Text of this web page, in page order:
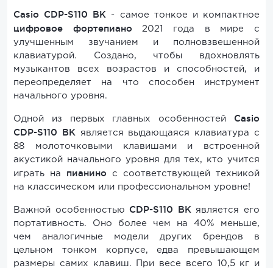
Casio CDP-S110 BK - самое тонкое и компактное
цифровое фортепиано 2021 года в мире с
улучшенным звучанием и полновзвешенной
клавиатурой. Создано, чтобы вдохновлять
музыкантов всех возрастов и способностей, и
переопределяет на что способен инструмент
начального уровня.
Одной из первых главных особенностей Casio
CDP-S110 BK
является выдающаяся клавиатура с
88 молоточковыми клавишами и встроенной
акустикой начального уровня для тех, кто учится
играть на пианино с соответствующей техникой
на классическом или профессиональном уровне!
Важной особенностью CDP-S110 BK
является его
портативность. Оно более чем на 40% меньше,
чем аналогичные модели других брендов в
цельном тонком корпусе, едва превышающем
размеры самих клавиш. При весе всего 10,5 кг и